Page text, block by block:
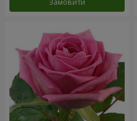
Замовити